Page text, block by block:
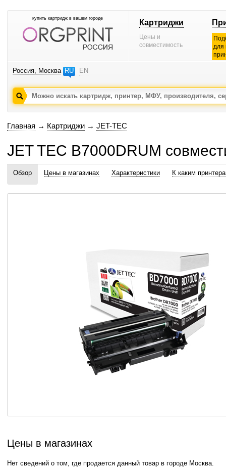
купить картридж в вашем городе Картриджи
Цены и
совместимость
для
Россия, Москва RU EN
Главная → Картриджи → JET-TEC
JET TEC B7000DRUM
Обзор Цены в магазинах Характеристики К каким
Цены в магазинах
Нет сведений о том, где продается данный товар в городе Москва.